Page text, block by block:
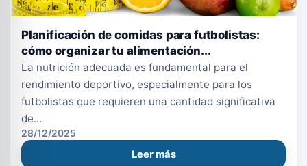
Planificación de comidas para futbolistas:
cómo organizar tu alimentación...
La nutrición adecuada es fundamental para el
rendimiento deportivo, especialmente para los
futbolistas que requieren una cantidad significativa
de...
28/12/2025
Leer más